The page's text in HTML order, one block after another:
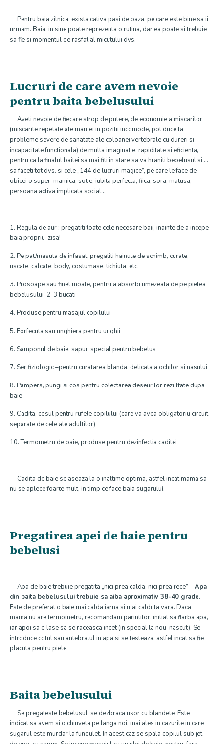
Pentru baia zilnica, exista cativa pasi de baza, pe care este bine sa ii
urmam. Baia, in sine poate reprezenta o rutina, dar ea poate si trebuie
sa fie si momentul de rasfat al micutului dvs.
Lucruri de care avem nevoie
pentru baita bebelusului
Aveti nevoie de fiecare strop de putere, de economie a miscarilor
(miscarile repetate ale mamei in pozitii incomode, pot duce la
probleme severe de sanatate ale coloanei vertebrale cu dureri si
incapacitate functionala) de multa imaginatie, rapiditate si eficienta,
pentru ca la finalul baitei sa mai fiti in stare sa va hraniti bebelusul si …
sa faceti tot dvs. si cele „144 de lucruri magice”, pe care le face de
obicei o super-mamica, sotie, iubita perfecta, fiica, sora, matusa,
persoana activa implicata social…
1. Regula de aur : pregatiti toate cele necesare baii, inainte de a incepe
baia propriu-zisa!
2. Pe pat/masuta de infasat, pregatiti hainute de schimb, curate,
uscate, calcate: body, costumase, tichiuta, etc.
3. Prosoape sau finet moale, pentru a absorbi umezeala de pe pielea
bebelusului-2-3 bucati
4. Produse pentru masajul copilului
5. Forfecuta sau unghiera pentru unghii
6. Samponul de baie, sapun special pentru bebelus
7. Ser fiziologic –pentru curatarea blanda, delicata a ochilor si nasului
8. Pampers, pungi si cos pentru colectarea deseurilor rezultate dupa
baie
9. Cadita, cosul pentru rufele copilului (care va avea obligatoriu circuit
separate de cele ale adultilor)
10. Termometru de baie, produse pentru dezinfectia caditei
Cadita de baie se aseaza la o inaltime optima, astfel incat mama sa
nu se aplece foarte mult, in timp ce face baia sugarului.
Pregatirea apei de baie pentru
bebelusi
Apa de baie trebuie pregatita „nici prea calda, nici prea rece” –Apa
din baita bebelusului trebuie sa aiba aproximativ 38-40 grade.
Este de preferat o baie mai calda iarna si mai calduta vara. Daca
mama nu are termometru, recomandam parintilor, initial sa fiarba apa,
iar apoi sa o lase sa se raceasca incet (in special la nou-nascut). Se
introduce cotul sau antebratul in apa si se testeaza, astfel incat sa fie
placuta pentru piele.
Baita bebelusului
Se pregateste bebelusul, se dezbraca usor cu blandete. Este
indicat sa avem si o chiuveta pe langa noi, mai ales in cazurile in care
sugarul este murdar la fundulet. In acest caz se spala copilul sub jet